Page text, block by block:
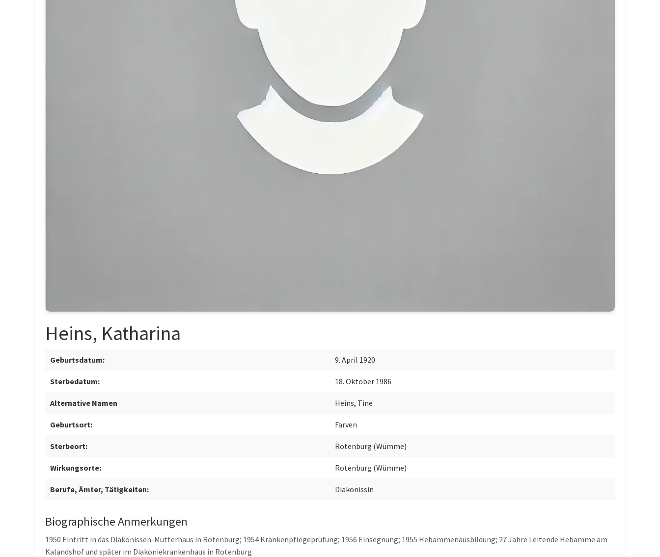
Heins, Katharina
Geburtsdatum: 9. April 1920
Sterbedatum: 18. Oktober 1986
Alternative Namen Heins, Tine
Geburtsort: Farven
Sterbeort: Rotenburg (Wümme)
Wirkungsorte: Rotenburg (Wümme)
Berufe, Ämter, Tätigkeiten: Diakonissin
Biographische Anmerkungen
1950 Eintritt in das Diakonissen-Mutterhaus in Rotenburg; 1954 Krankenpflegeprüfung; 1956 Einsegnung; 1955 Hebammenausbildung; 27 Jahre Leitende Hebamme am
Kalandshof und später im Diakoniekrankenhaus in Rotenburg